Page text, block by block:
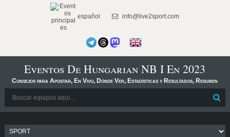
español info@live2sport.com
Eventos De Hungarian NB I En 2023
Consejos para Apostar, En Vivo, Dónde Ver, Estadísticas y Resultados, Resumen